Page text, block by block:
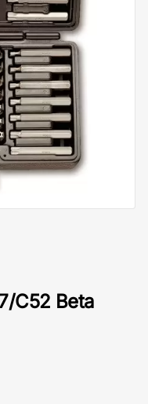
C52 Beta